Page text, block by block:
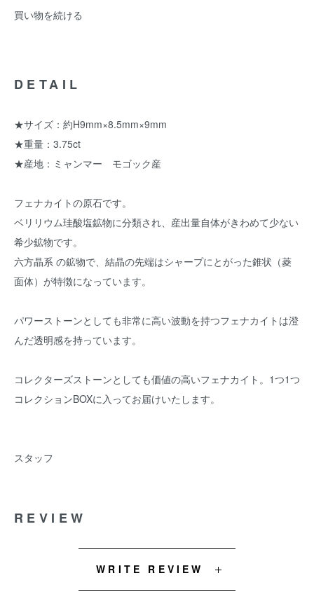
買い物を続ける
DETAIL
★サイズ：約H9mm×8.5mm×9mm
★重量：3.75ct
★産地：ミャンマー モゴック産
フェナカイトの原石です。
ベリリウム珪酸塩鉱物に分類され、産出量自体がきわめて少ない
希少鉱物です。
六方晶系 の鉱物で、結晶の先端はシャープにとがった錐状（菱
面体）が特徴になっています。
パワーストーンとしても非常に高い波動を持つフェナカイトは澄
んだ透明感を持っています。
コレクターズストーンとしても価値の高いフェナカイト。1つ1つ
コレクションBOXに入ってお届けいたします。
スタッフ
REVIEW
WRITE REVIEW